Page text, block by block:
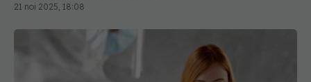
21 noi 2025, 18:08